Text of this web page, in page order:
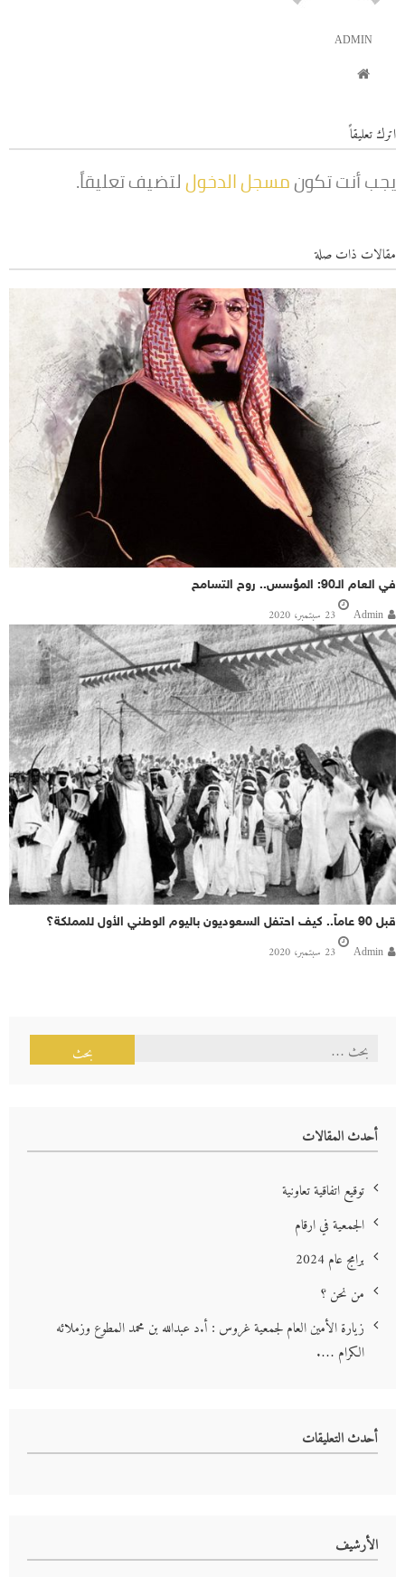
ADMIN
اترك تعليقاً
يجب أنت تكونمسجل الدخوللتضيف تعليقاً.
مقالات ذات صلة
في العام الـ90: المؤسس.. روح التسامح
Admin 23 سبتمبر، 2020
قبل 90 عاماً.. كيف احتفل السعوديون باليوم الوطني الأول للمملكة؟
Admin 23 سبتمبر، 2020
البحث
عن:
أحدث المقالات
توقيع اتفاقية تعاونية
الجمعية في ارقام
برامج عام 2024
من نحن ؟
زيارة الأمين العام لجمعية غروس : أ.د عبدالله بن محمد المطوع وزملائه
الكرام ….
أحدث التعليقات
الأرشيف